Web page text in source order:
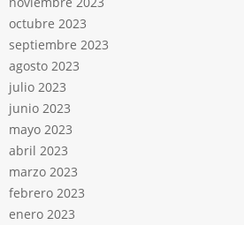
octubre 2023
septiembre 2023
agosto 2023
julio 2023
junio 2023
mayo 2023
abril 2023
marzo 2023
febrero 2023
enero 2023